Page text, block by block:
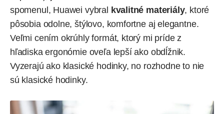
spomenul, Huawei vybral kvalitné materiály, ktoré
pôsobia odolne, štýlovo, komfortne aj elegantne.
Veľmi cením okrúhly formát, ktorý mi príde z
hľadiska ergonómie oveľa lepší ako obdĺžnik.
Vyzerajú ako klasické hodinky, no rozhodne to nie
sú klasické hodinky.